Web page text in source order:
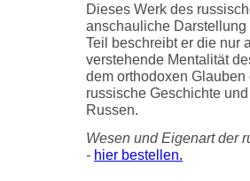
Dieses Werk des
anschauliche
Teil beschreibt er die nur
verstehende Mentalität
dem orthodoxen
russische Geschichte
Russen.
Wesen und Eigenart der
- hier bestellen.